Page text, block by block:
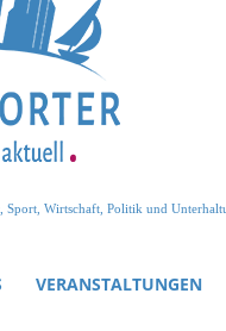
Sport, Wirtschaft, Politik und
VERANSTALTUNGEN